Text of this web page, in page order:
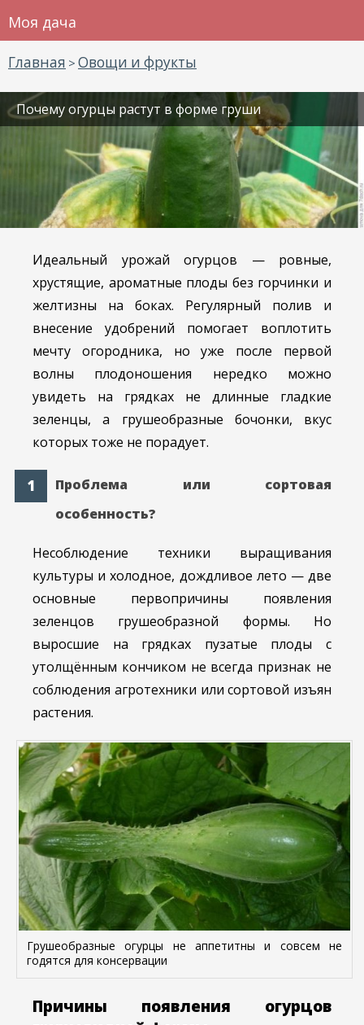
Моя дача
Главная > Овощи и фрукты
Почему огурцы растут в форме груши
Идеальный урожай огурцов — ровные,
хрустящие, ароматные плоды без горчинки и
желтизны на боках. Регулярный полив и
внесение удобрений помогает воплотить
мечту огородника, но уже после первой
волны плодоношения нередко можно
увидеть на грядках не длинные гладкие
зеленцы, а грушеобразные бочонки, вкус
которых тоже не порадует.
Проблема или сортовая
особенность?
Несоблюдение техники выращивания
культуры и холодное, дождливое лето — две
основные первопричины появления
зеленцов грушеобразной формы. Но
выросшие на грядках пузатые плоды с
утолщённым кончиком не всегда признак не
соблюдения агротехники или сортовой изъян
растения.
Грушеобразные огурцы не аппетитны и совсем не
годятся для консервации
Причины появления огурцов